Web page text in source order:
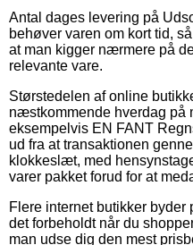
Antal dages levering på
behøver varen om kort tid,
at man kigger nærmere på
relevante vare.
Størstedelen af online
næstkommende hverdag på
eksempelvis EN FANT
ud fra at transaktionen
klokkeslæt, med
varer pakket forud for at
Flere internet butikker byder
det forbeholdt når du
man udse dig den mest